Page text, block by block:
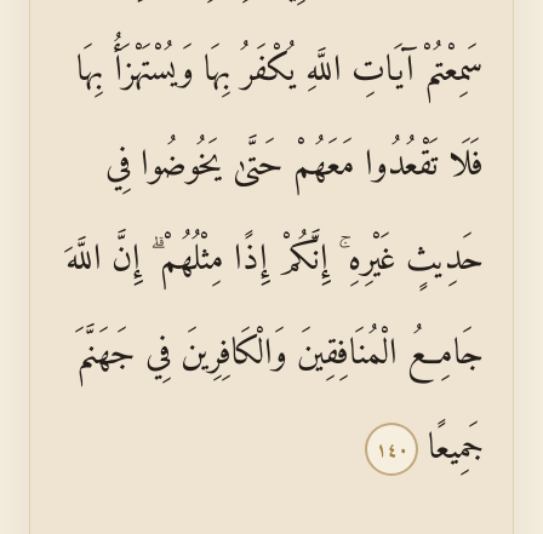
سَمِعْتُمْ آيَاتِ اللَّهِ يُكْفَرُ بِهَا وَيُسْتَهْزَأُ بِهَا
فَلَا تَقْعُدُوا مَعَهُمْ حَتَّىٰ يَخُوضُوا فِي
حَدِيثٍ غَيْرِهِ ۚ إِنَّكُمْ إِذًا مِثْلُهُمْ ۗ إِنَّ اللَّهَ
جَامِعُ الْمُنَافِقِينَ وَالْكَافِرِينَ فِي جَهَنَّمَ
جَمِيعًا ١٤٠